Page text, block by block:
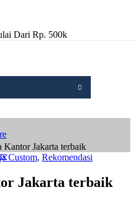
Dari Rp. 500k
Kantor Jakarta terbaik
Custom, Rekomendasi
Jakarta terbaik